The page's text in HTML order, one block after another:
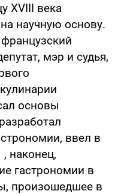
XVIII века
научную основу.
мэр и судья,
основы
ввел в
наконец,
гастрономии в
произошедшее в